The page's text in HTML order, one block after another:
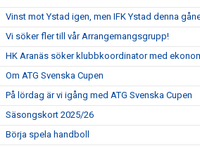
Vinst mot Ystad igen, men IFK Ystad denna
Vi söker fler till vår Arrangemangsgrupp!
HK Aranäs söker klubbkoordinator med
Om ATG Svenska Cupen
På lördag är vi igång med ATG Svenska Cupen
Säsongskort 2025/26
Börja spela handboll